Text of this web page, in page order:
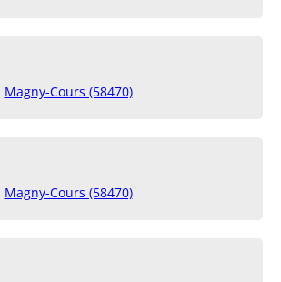
Magny-Cours (58470)
Magny-Cours (58470)